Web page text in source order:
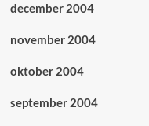
december 2004
november 2004
oktober 2004
september 2004